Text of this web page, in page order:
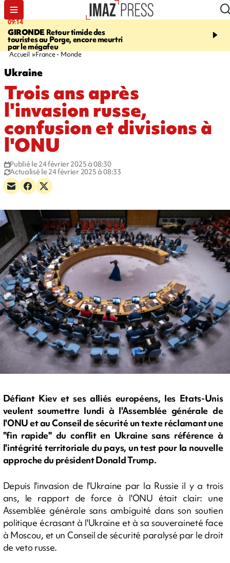
09:14
GIRONDE Retour timide des
touristes au Porge, encore meurtri
par le mégafeu
13:09
Des
font cinq morts en
Accueil France - Monde
Ukraine
Trois ans après
l'invasion russe,
confusion et divisions à
l'ONU
Publié le 24 février 2025 à 08:30
Actualisé le 24 février 2025 à 08:33
Défiant Kiev et ses alliés européens, les Etats-Unis
veulent soumettre lundi à l'Assemblée générale de
l'ONU et au Conseil de sécurité un texte réclamant une
"fin rapide" du conflit en Ukraine sans référence à
l'intégrité territoriale du pays, un test pour la nouvelle
approche du président Donald Trump.
Depuis l'invasion de l'Ukraine par la Russie il y a trois
ans, le rapport de force à l'ONU était clair: une
Assemblée générale sans ambiguité dans son soutien
politique écrasant à l'Ukraine et à sa souveraineté face
à Moscou, et un Conseil de sécurité paralysé par le droit
de veto russe.